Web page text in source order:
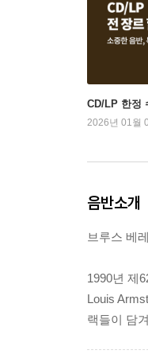
CD/LP 한정
2026년 01월
음반소개
브루스 베
1990년 제
Louis
랙들이 담